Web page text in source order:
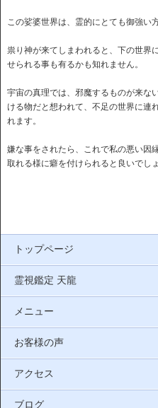
この娑婆世界は、霊的にとても御強い
祟り神が来てしまわれると、下の世界
せられる事も有るかも知れません。
宇宙の真理では、邪魔するものが来な
ける物だと想われて、不足の世界に連
れます。
嫌な事をされたら、これで私の悪い因
取れる様に癖を付けられると良いでしょ
トップページ
霊視鑑定 天龍
メニュー
お客様の声
アクセス
ブログ